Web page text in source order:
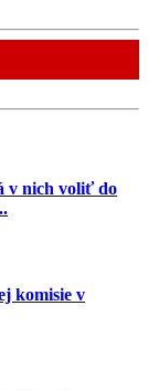
v nich voliť do
komisie v